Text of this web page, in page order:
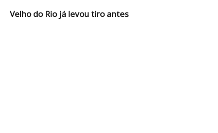
Velho do Rio já levou tiro antes